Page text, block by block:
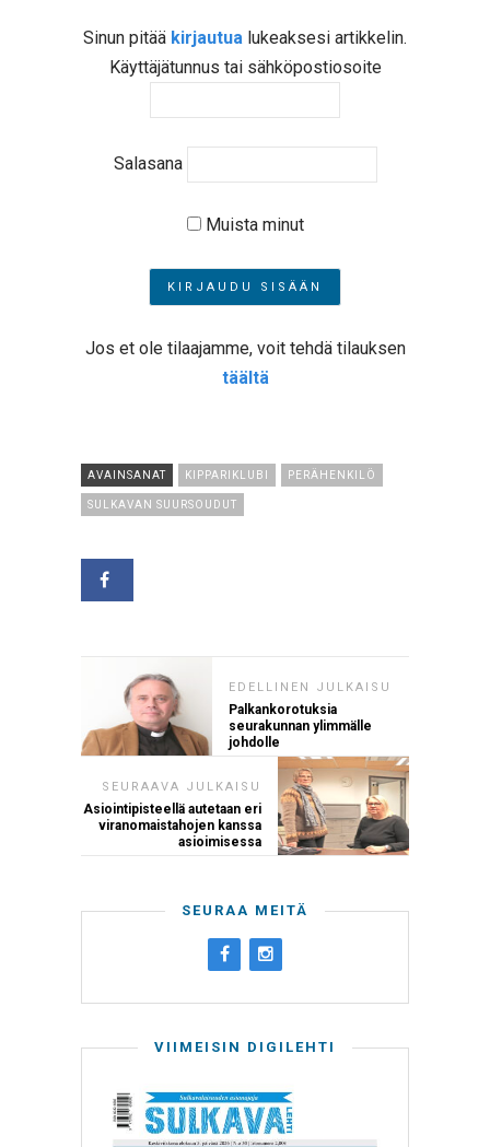
Sinun pitää kirjautua lukeaksesi artikkelin.
Käyttäjätunnus tai sähköpostiosoite
Salasana
Muista minut
Jos et ole tilaajamme, voit tehdä tilauksen
täältä
AVAINSANAT KIPPARIKLUBI PERÄHENKILÖ
SULKAVAN SUURSOUDUT
EDELLINEN JULKAISU
Palkankorotuksia
seurakunnan ylimmälle
johdolle
SEURAAVA JULKAISU
Asiointipisteellä autetaan eri
viranomaistahojen kanssa
asioimisessa
SEURAA MEITÄ
VIIMEISIN DIGILEHTI